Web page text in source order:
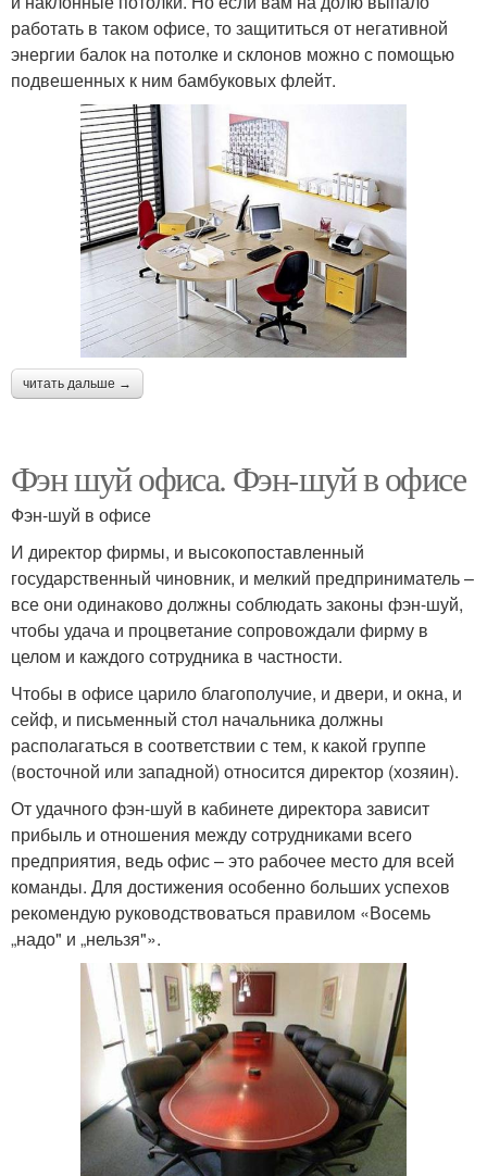
работать в таком офисе, то защититься от негативной
энергии балок на потолке и склонов можно с помощью
подвешенных к ним бамбуковых флейт.
читать дальше →
Фэн шуй офиса. Фэн-шуй в офисе
Фэн-шуй в офисе
И директор фирмы, и высокопоставленный
государственный чиновник, и мелкий предприниматель –
все они одинаково должны соблюдать законы фэн-шуй,
чтобы удача и процветание сопровождали фирму в
целом и каждого сотрудника в частности.
Чтобы в офисе царило благополучие, и двери, и окна, и
сейф, и письменный стол начальника должны
располагаться в соответствии с тем, к какой группе
(восточной или западной) относится директор (хозяин).
От удачного фэн-шуй в кабинете директора зависит
прибыль и отношения между сотрудниками всего
предприятия, ведь офис – это рабочее место для всей
команды. Для достижения особенно больших успехов
рекомендую руководствоваться правилом «Восемь
„надо" и „нельзя"».